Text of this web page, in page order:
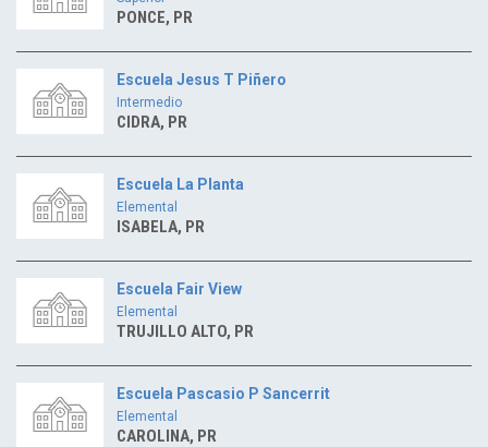
PONCE, PR
Escuela Jesus T Piñero
Intermedio
CIDRA, PR
Escuela La Planta
Elemental
ISABELA, PR
Escuela Fair View
Elemental
TRUJILLO ALTO, PR
Escuela Pascasio P Sancerrit
Elemental
CAROLINA, PR